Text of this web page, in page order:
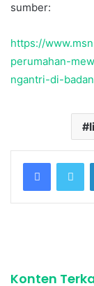
sumber:
https://
perumahan-
ngantri-di-
Facebook
Konten